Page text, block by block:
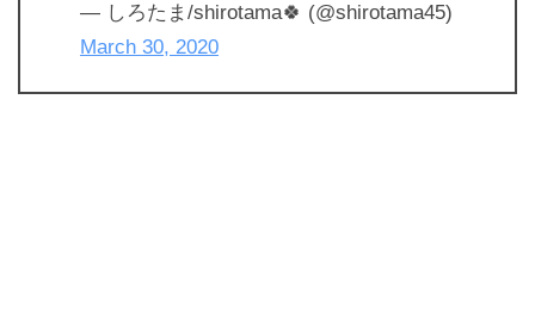
— しろたま/shirotama🍀 (@shirotama45)
March 30, 2020